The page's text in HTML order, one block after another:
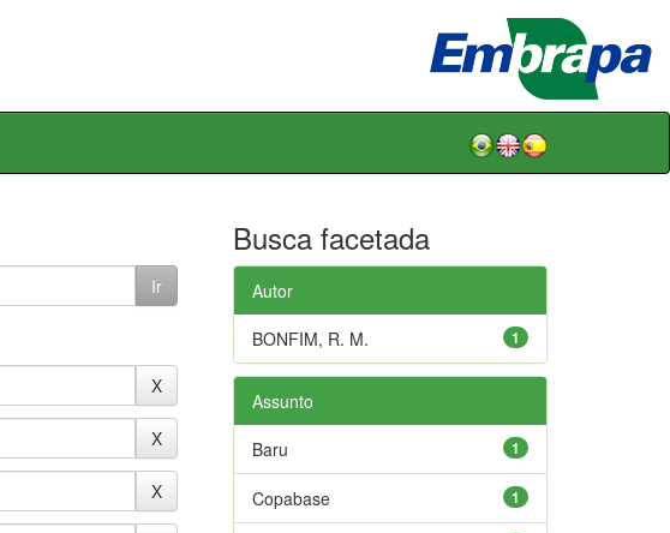
Busca facetada
Autor
1
BONFIM, R. M.
Assunto
1
Baru
1
Copabase